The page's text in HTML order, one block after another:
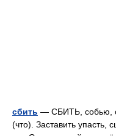
сбить — СБИТЬ, собью,
(что). Заставить упасть,